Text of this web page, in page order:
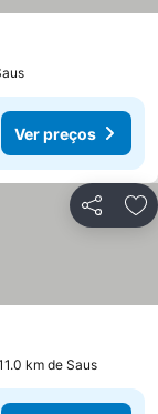
Ver preços
Partilhar
km de Saus